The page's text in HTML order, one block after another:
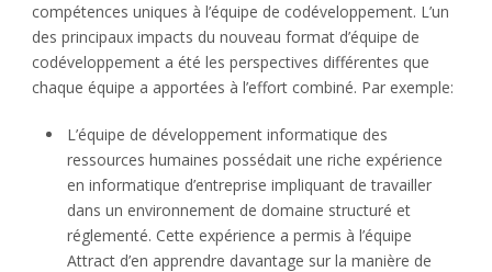
compétences uniques à l’équipe de codéveloppement. L’un
des principaux impacts du nouveau format d’équipe de
codéveloppement a été les perspectives différentes que
chaque équipe a apportées à l’effort combiné. Par exemple:
L’équipe de développement informatique des
ressources humaines possédait une riche expérience
en informatique d’entreprise impliquant de travailler
dans un environnement de domaine structuré et
réglementé. Cette expérience a permis à l’équipe
Attract d’en apprendre davantage sur la manière de